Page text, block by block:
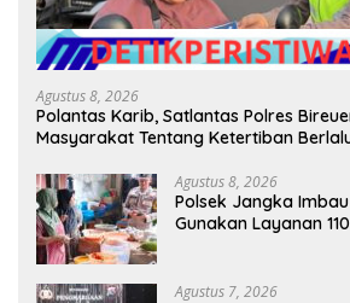
Agustus 8, 2026
Polantas Karib, Satlantas Polres
Masyarakat Tentang Ketertiban
Agustus 8, 2026
Polsek Jangka
Gunakan Layanan
Agustus 7, 2026